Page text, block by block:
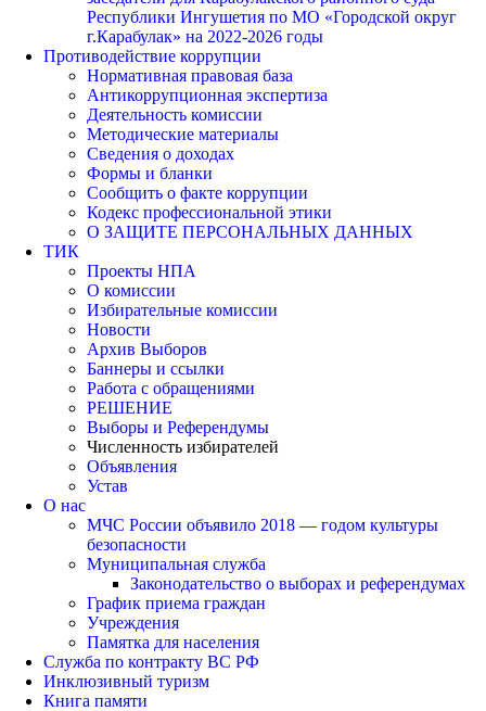
Республики Ингушетия по МО «Городской округ
г.Карабулак» на 2022-2026 годы
Противодействие коррупции
Нормативная правовая база
Антикоррупционная экспертиза
Деятельность комиссии
Методические материалы
Сведения о доходах
Формы и бланки
Сообщить о факте коррупции
Кодекс профессиональной этики
О ЗАЩИТЕ ПЕРСОНАЛЬНЫХ ДАННЫХ
ТИК
Проекты НПА
О комиссии
Избирательные комиссии
Новости
Архив Выборов
Баннеры и ссылки
Работа с обращениями
РЕШЕНИЕ
Выборы и Референдумы
Численность избирателей
Объявления
Устав
О нас
МЧС России объявило 2018 — годом культуры
безопасности
Муниципальная служба
Законодательство о выборах и референдумах
График приема граждан
Учреждения
Памятка для населения
Служба по контракту ВС РФ
Инклюзивный туризм
Книга памяти